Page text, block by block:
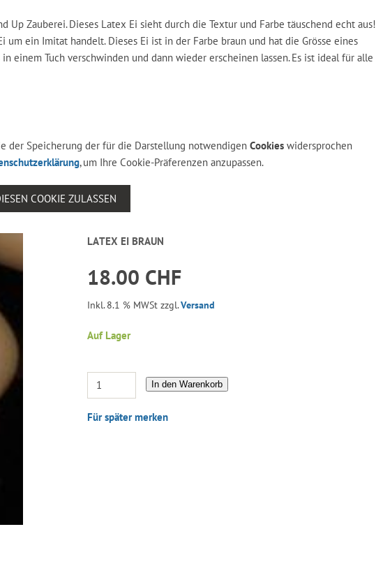
Up Zauberei. Dieses Latex Ei sieht durch die Textur und Farbe täuschend echt aus!
um ein Imitat handelt. Dieses Ei ist in der Farbe braun und hat die Grösse eines
einem Tuch verschwinden und dann wieder erscheinen lassen. Es ist ideal für alle
der Speicherung der für die Darstellung notwendigen Cookieswidersprochen
, um Ihre Cookie-Präferenzen anzupassen.
COOKIE ZULASSEN
LATEX EI BRAUN
18.00 CHF
Inkl. 8.1 % MWSt zzgl.Versand
Auf Lager
In den Warenkorb
Für später merken